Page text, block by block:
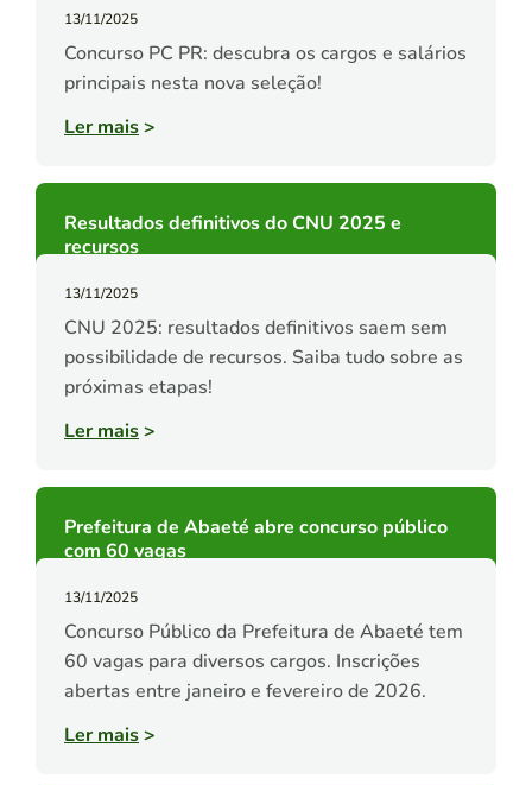
13/11/2025
Concurso PC PR: descubra os cargos e salários
principais nesta nova seleção!
Ler mais>
Resultados definitivos do CNU 2025 e
recursos
13/11/2025
CNU 2025: resultados definitivos saem sem
possibilidade de recursos. Saiba tudo sobre as
próximas etapas!
Ler mais>
Prefeitura de Abaeté abre concurso público
com 60 vagas
13/11/2025
Concurso Público da Prefeitura de Abaeté tem
60 vagas para diversos cargos. Inscrições
abertas entre janeiro e fevereiro de 2026.
Ler mais>